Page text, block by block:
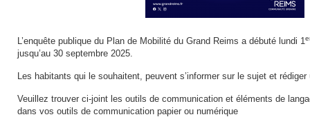
L’enquête publique du Plan de Mobilité du Grand Reims a débuté lundi 1
jusqu’au 30 septembre 2025.
Les habitants qui le souhaitent, peuvent s’informer sur le sujet et
Veuillez trouver ci-joint les outils de communication et éléments de
dans vos outils de communication papier ou numérique